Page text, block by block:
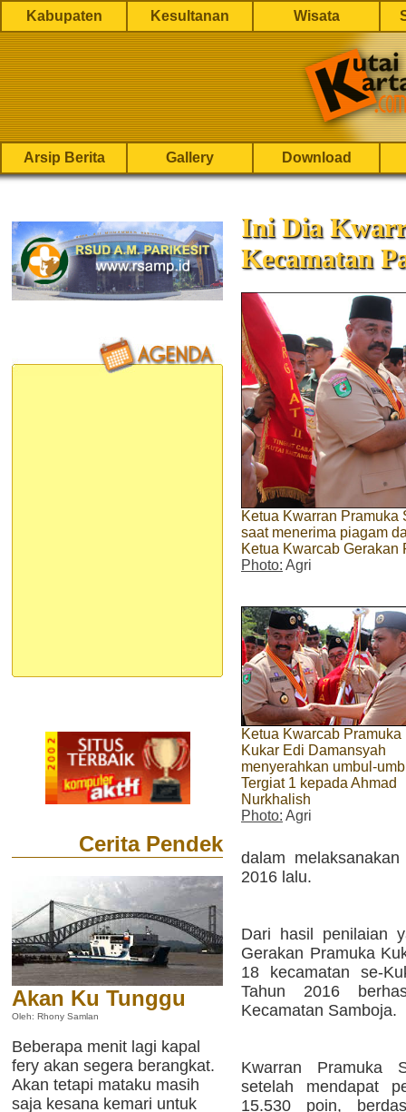
Kabupaten Kesultanan Wisata
Arsip Berita Gallery Download
Cerita Pendek
Akan Ku Tunggu
Oleh: Rhony Samlan
Beberapa menit lagi kapal
fery akan segera berangkat.
Akan tetapi mataku masih
saja kesana kemari untuk
Ini Dia
Kecamatan
Ketua Kwarran Pramuka
saat menerima piagam
Ketua Kwarcab
Photo: Agri
Ketua Kwarcab Pramuka
Kukar Edi Damansyah
menyerahkan umbul-
Tergiat 1 kepada Ahmad
Nurkhalish
Photo: Agri
dalam
2016 lalu.
Dari hasil penilaian
Gerakan Pramuka
18 kecamatan se-
Tahun 2016
Kecamatan Samboja.
Kwarran Pramuka
setelah mendapat
15.530 poin,